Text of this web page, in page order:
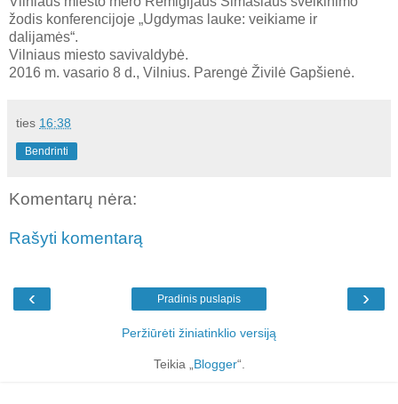
žodis konferencijoje „Ugdymas lauke: veikiame ir
dalijamės“.
Vilniaus miesto savivaldybė.
2016 m. vasario 8 d., Vilnius. Parengė Živilė Gapšienė.
ties 16:38
Bendrinti
Komentarų nėra:
Rašyti komentarą
‹ ›
Pradinis puslapis
Peržiūrėti žiniatinklio versiją
Teikia „Blogger“.